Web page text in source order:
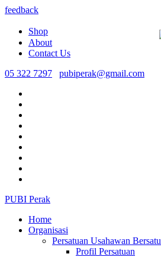
feedback
Shop
About
Contact Us
05 322 7297
pubiperak@gmail.com
PUBI Perak
Home
Organisasi
Persatuan Usahawan
Profil Persatuan